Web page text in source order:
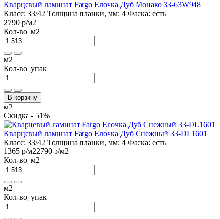
Кварцевый ламинат Fargo Елочка Дуб Монако 33-63W948
Класс: 33/42 Толщина планки, мм: 4 Фаска: есть
2790 р/м2
Кол-во, м2
м2
Кол-во, упак
В корзину
м2
Скидка - 51%
Кварцевый ламинат Fargo Елочка Дуб Снежный 33-DL1601
Класс: 33/42 Толщина планки, мм: 4 Фаска: есть
1365 р/м22790 р/м2
Кол-во, м2
м2
Кол-во, упак